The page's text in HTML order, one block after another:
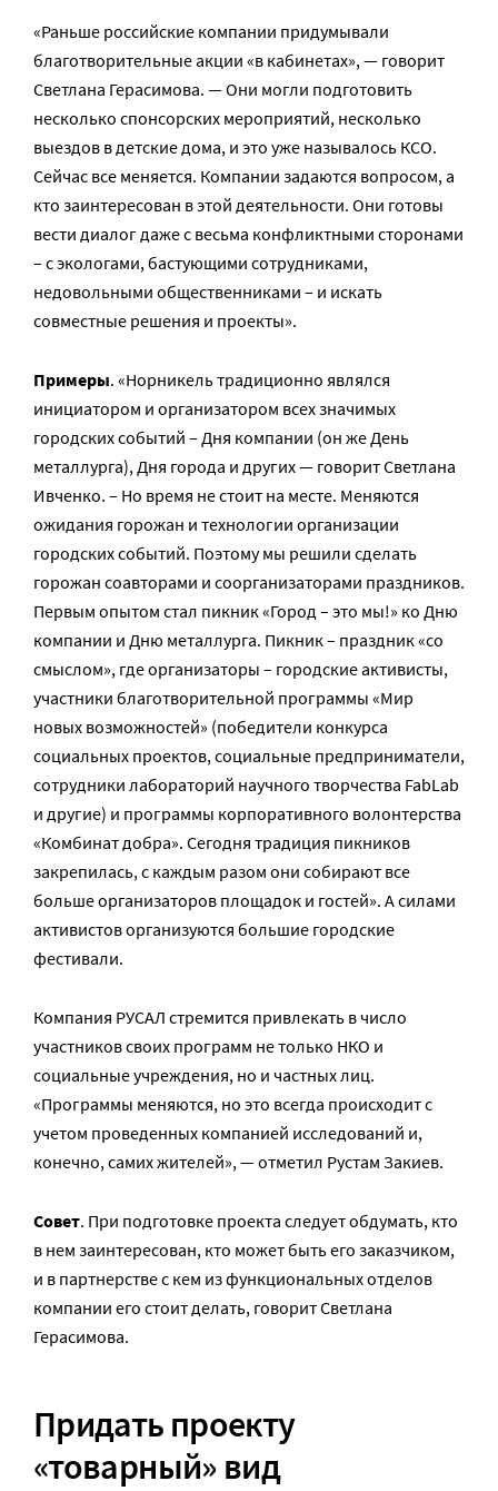
«Раньше российские компании придумывали
благотворительные акции «в кабинетах», — говорит
Светлана Герасимова. — Они могли подготовить
несколько спонсорских мероприятий, несколько
выездов в детские дома, и это уже называлось КСО.
Сейчас все меняется. Компании задаются вопросом, а
кто заинтересован в этой деятельности. Они готовы
вести диалог даже с весьма конфликтными сторонами
– с экологами, бастующими сотрудниками,
недовольными общественниками – и искать
совместные решения и проекты».
Примеры. «Норникель традиционно являлся
инициатором и организатором всех значимых
городских событий – Дня компании (он же День
металлурга), Дня города и других — говорит Светлана
Ивченко. – Но время не стоит на месте. Меняются
ожидания горожан и технологии организации
городских событий. Поэтому мы решили сделать
горожан соавторами и соорганизаторами праздников.
Первым опытом стал пикник «Город – это мы!» ко Дню
компании и Дню металлурга. Пикник – праздник «со
смыслом», где организаторы – городские активисты,
участники благотворительной программы «Мир
новых возможностей» (победители конкурса
социальных проектов, социальные предприниматели,
сотрудники лабораторий научного творчества FabLab
и другие) и программы корпоративного волонтерства
«Комбинат добра». Сегодня традиция пикников
закрепилась, с каждым разом они собирают все
больше организаторов площадок и гостей». А силами
активистов организуются большие городские
фестивали.
Компания РУСАЛ стремится привлекать в число
участников своих программ не только НКО и
социальные учреждения, но и частных лиц.
«Программы меняются, но это всегда происходит с
учетом проведенных компанией исследований и,
конечно, самих жителей», — отметил Рустам Закиев.
Совет. При подготовке проекта следует обдумать, кто
в нем заинтересован, кто может быть его заказчиком,
и в партнерстве с кем из функциональных отделов
компании его стоит делать, говорит Светлана
Герасимова.
Придать проекту
«товарный» вид